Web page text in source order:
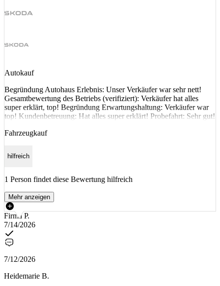
Autokauf
Begründung Autohaus Erlebnis: Unser Verkäufer war sehr nett!
Gesamtbewertung des Betriebs (verifiziert): Verkäufer hat alles
super erklärt, top! Begründung Erwartungshaltung: Verkäufer war
top! Kundenbetreuung: Hat alles super erklärt! Probefahrt: Sehr gut!
Fahrzeugkauf
hilfreich
1 Person findet diese Bewertung hilfreich
Mehr anzeigen
Firma P.
7/14/2026
7/12/2026
Heidemarie B.